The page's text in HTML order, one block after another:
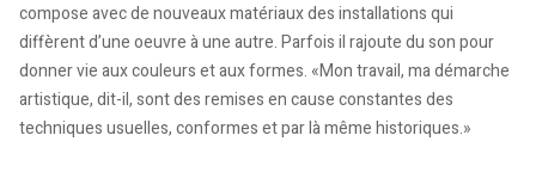
compose avec de nouveaux matériaux des installations qui
diffèrent d’une oeuvre à une autre. Parfois il rajoute du son pour
donner vie aux couleurs et aux formes. «Mon travail, ma démarche
artistique, dit-il, sont des remises en cause constantes des
techniques usuelles, conformes et par là même historiques.»